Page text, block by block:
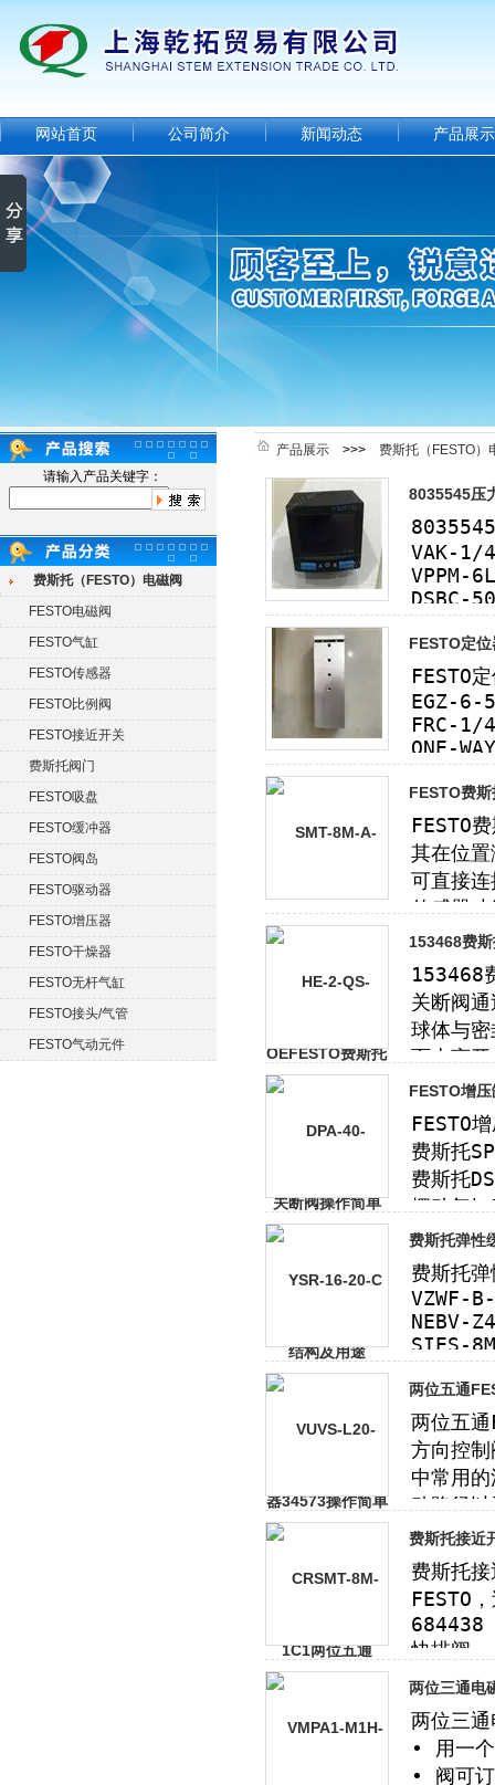
网站首页 公司简介 新闻动态 产品展示
请输入产品关键字：
费斯托（FESTO）电磁阀
FESTO电磁阀
FESTO气缸
FESTO传感器
FESTO比例阀
FESTO接近开关
费斯托阀门
FESTO吸盘
FESTO缓冲器
FESTO阀岛
FESTO驱动器
FESTO增压器
FESTO干燥器
FESTO无杆气缸
FESTO接头/气管
FESTO气动元件
产品展示 >>> 费斯托（FESTO）
8035545压
FESTO定
FESTO费
153468费
FESTO增
费斯托弹性
两位五通
费斯托接近
两位三通电